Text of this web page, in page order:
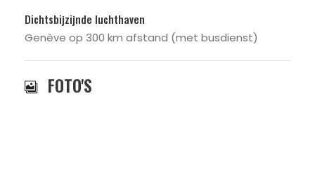
Dichtsbijzijnde luchthaven
Genève op 300 km afstand (met busdienst)
FOTO'S